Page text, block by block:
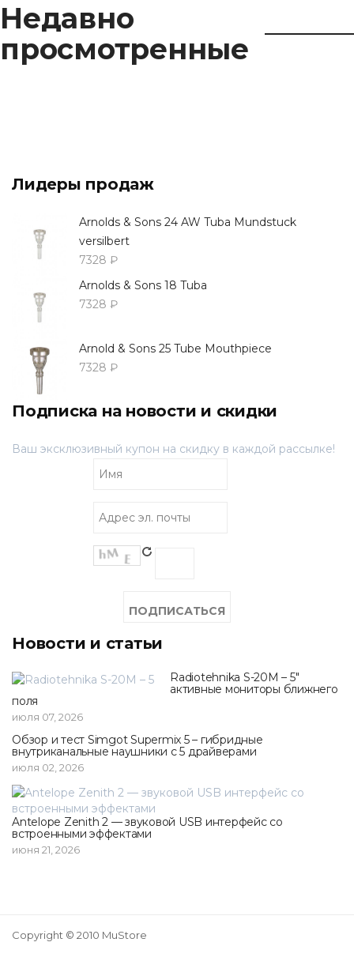
Недавно
просмотренные
Лидеры продаж
Arnolds & Sons 24 AW Tuba Mundstuck
versilbert
7328 ₽
Arnolds & Sons 18 Tuba
7328 ₽
Arnold & Sons 25 Tube Mouthpiece
7328 ₽
Подписка на новости и скидки
Ваш эксклюзивный купон на скидку в каждой рассылке!
Новости и статьи
Radiotehnika S-20M – 5"
активные мониторы ближнего
поля
июля 07, 2026
Обзор и тест Simgot Supermix 5 – гибридные
внутриканальные наушники с 5 драйверами
июля 02, 2026
Antelope Zenith 2 — звуковой USB интерфейс со
встроенными эффектами
июня 21, 2026
Copyright © 2010 MuStore